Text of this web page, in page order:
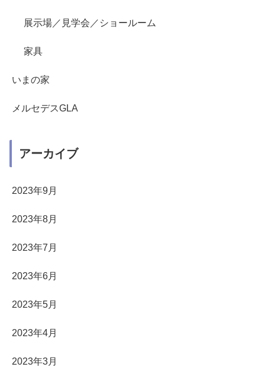
展示場／見学会／ショールーム
家具
いまの家
メルセデスGLA
アーカイブ
2023年9月
2023年8月
2023年7月
2023年6月
2023年5月
2023年4月
2023年3月